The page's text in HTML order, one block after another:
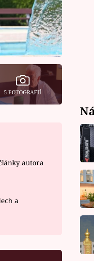
5 FOTOGRAFIÍ
autora
a